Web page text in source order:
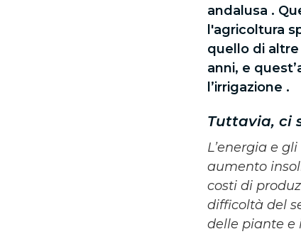
andalusa .
l'agricoltura
quello di
anni, e
l’irrigazione .
Tuttavia, ci
L’energia e
aumento
costi di
difficoltà del
delle piante e